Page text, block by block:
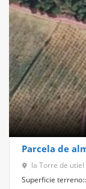
Parcela de
la Torre de utiel
Superficie terreno::